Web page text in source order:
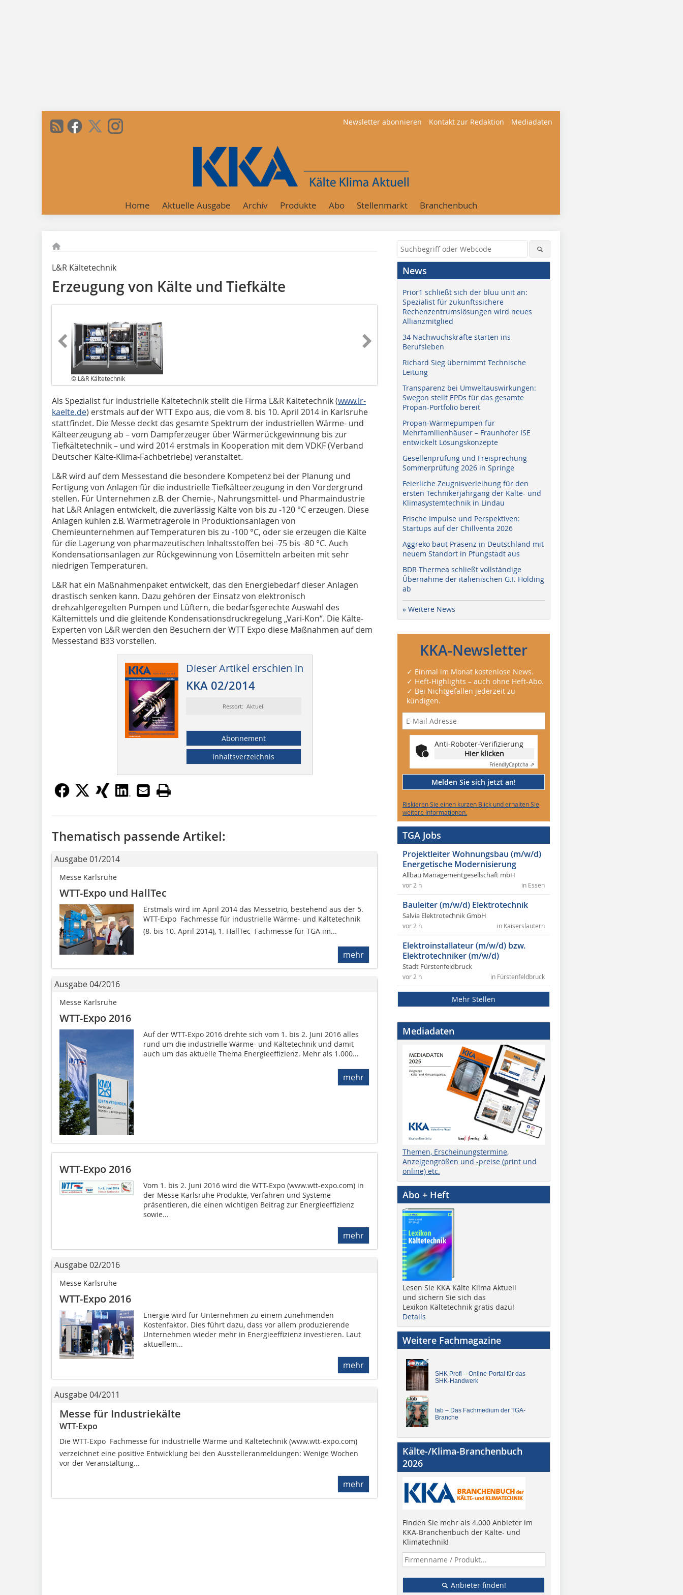
Newsletter abonnieren Kontakt zur Redaktion Mediadaten
Home Aktuelle Ausgabe Archiv Produkte Abo Stellenmarkt Branchenbuch
L&R Kältetechnik
Erzeugung von Kälte und Tiefkälte
© L&R Kältetechnik
Als Spezialist für industrielle Kältetechnik stellt die Firma L&R Kältetechnik (www.lr-
kaelte.de) erstmals auf der WTT Expo aus, die vom 8. bis 10. April 2014 in Karlsruhe
stattfindet. Die Messe deckt das gesamte Spektrum der industriellen Wärme- und
Kälteerzeugung ab – vom Dampferzeuger über Wärmerückgewinnung bis zur
Tiefkältetechnik – und wird 2014 erstmals in Kooperation mit dem VDKF (Verband
Deutscher Kälte-Klima-Fachbetriebe) veranstaltet.
L&R wird auf dem Messestand die besondere Kompetenz bei der Planung und
Fertigung von Anlagen für die industrielle Tiefkälteerzeugung in den Vordergrund
stellen. Für Unternehmen z.B. der Chemie-, Nahrungsmittel- und Pharmaindustrie
hat L&R Anlagen entwickelt, die zuverlässig Kälte von bis zu -120 °C erzeugen. Diese
Anlagen kühlen z.B. Wärmeträgeröle in Produktionsanlagen von
Chemieunternehmen auf Temperaturen bis zu -100 °C, oder sie erzeugen die Kälte
für die Lagerung von pharmazeutischen Inhaltsstoffen bei -75 bis -80 °C. Auch
Kondensationsanlagen zur Rückgewinnung von Lösemitteln arbeiten mit sehr
niedrigen Temperaturen.
L&R hat ein Maßnahmenpaket entwickelt, das den Energiebedarf dieser Anlagen
drastisch senken kann. Dazu gehören der Einsatz von elektronisch
drehzahlgeregelten Pumpen und Lüftern, die bedarfsgerechte Auswahl des
Kältemittels und die gleitende Kondensationsdruckregelung „Vari-Kon“. Die Kälte-
Experten von L&R werden den Besuchern der WTT Expo diese Maßnahmen auf dem
Messestand B33 vorstellen.
Dieser Artikel erschien in
KKA 02/2014
Ressort: Aktuell
Abonnement
Inhaltsverzeichnis
Thematisch passende Artikel:
Ausgabe 01/2014
Messe Karlsruhe
WTT-Expo und HallTec
Erstmals wird im April 2014 das Messetrio, bestehend aus der 5.
WTT-Expo  Fachmesse für industrielle Wärme- und Kältetechnik
(8. bis 10. April 2014), 1. HallTec  Fachmesse für TGA im...
mehr
Ausgabe 04/2016
Messe Karlsruhe
WTT-Expo 2016
Auf der WTT-Expo 2016 drehte sich vom 1. bis 2. Juni 2016 alles
rund um die industrielle Wärme- und Kältetechnik und damit
auch um das aktuelle Thema Energieeffizienz. Mehr als 1.000...
mehr
WTT-Expo 2016
Vom 1. bis 2. Juni 2016 wird die WTT-Expo (www.wtt-expo.com) in
der Messe Karlsruhe Produkte, Verfahren und Systeme
präsentieren, die einen wichtigen Beitrag zur Energieeffizienz
sowie...
mehr
Ausgabe 02/2016
Messe Karlsruhe
WTT-Expo 2016
Energie wird für Unternehmen zu einem zunehmenden
Kostenfaktor. Dies führt dazu, dass vor allem produzierende
Unternehmen wieder mehr in Energieeffizienz investieren. Laut
aktuellem...
mehr
Ausgabe 04/2011
Messe für Industriekälte
WTT-Expo
Die WTT-Expo  Fachmesse für industrielle Wärme und Kältetechnik (www.wtt-expo.com) 
verzeichnet eine positive Entwicklung bei den Ausstelleranmeldungen: Wenige Wochen
vor der Veranstaltung...
mehr
News
Prior1 schließt sich der bluu unit an:
Spezialist für zukunftssichere
Rechenzentrumslösungen wird neues
Allianzmitglied
34 Nachwuchskräfte starten ins
Berufsleben
Richard Sieg übernimmt Technische
Leitung
Transparenz bei Umweltauswirkungen:
Swegon stellt EPDs für das gesamte
Propan-Portfolio bereit
Propan-Wärmepumpen für
Mehrfamilienhäuser – Fraunhofer ISE
entwickelt Lösungskonzepte
Gesellenprüfung und Freisprechung
Sommerprüfung 2026 in Springe
Feierliche Zeugnisverleihung für den
ersten Technikerjahrgang der Kälte- und
Klimasystemtechnik in Lindau
Frische Impulse und Perspektiven:
Startups auf der Chillventa 2026
Aggreko baut Präsenz in Deutschland mit
neuem Standort in Pfungstadt aus
BDR Thermea schließt vollständige
Übernahme der italienischen G.I. Holding
ab
» Weitere News
KKA-Newsletter
✓ Einmal im Monat kostenlose News.
✓ Heft-Highlights – auch ohne Heft-Abo.
✓ Bei Nichtgefallen jederzeit zu
kündigen.
Anti-Roboter-Verifizierung
Hier klicken
FriendlyCaptcha ⇗
Melden Sie sich jetzt an!
Riskieren Sie einen kurzen Blick und erhalten Sie
weitere Informationen.
TGA Jobs
Projektleiter Wohnungsbau (m/w/d)
Energetische Modernisierung
Allbau Managementgesellschaft mbH
in Essen
vor 2 h
Bauleiter (m/w/d) Elektrotechnik
Salvia Elektrotechnik GmbH
in Kaiserslautern
vor 2 h
Elektroinstallateur (m/w/d) bzw.
Elektrotechniker (m/w/d)
Stadt Fürstenfeldbruck
in Fürstenfeldbruck
vor 2 h
Mehr Stellen
Mediadaten
Themen, Erscheinungstermine,
Anzeigengrößen und -preise (print und
online) etc.
Abo + Heft
Lesen Sie KKA Kälte Klima Aktuell
und sichern Sie sich das
Lexikon Kältetechnik gratis dazu!
Details
Weitere Fachmagazine
SHK Profi – Online-Portal für das
SHK-Handwerk
tab – Das Fachmedium der TGA-
Branche
Kälte-/Klima-Branchenbuch
2026
Finden Sie mehr als 4.000 Anbieter im
KKA-Branchenbuch der Kälte- und
Klimatechnik!
Anbieter finden!